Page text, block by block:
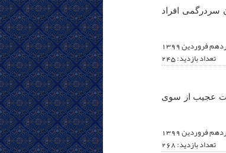
سردرگمی افراد
فروردين 1399
تعداد بازدید: 245
عجیب از سوی
فروردين 1399
تعداد بازدید: 268